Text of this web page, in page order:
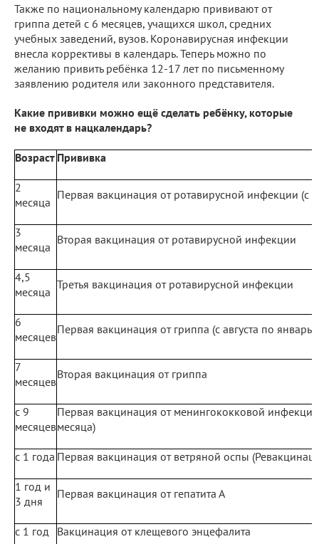
Также по национальному календарю прививают от
гриппа детей с 6 месяцев, учащихся школ, средних
учебных заведений, вузов. Коронавирусная инфекции
внесла коррективы в календарь. Теперь можно по
желанию привить ребёнка 12-17 лет по письменному
заявлению родителя или законного представителя.
Какие прививки можно ещё сделать ребёнку, которые
не входят в нацкалендарь?
Возраст Прививка
2
месяца
Первая вакцинация от ротавирусной инфекции (с
3
месяца
Вторая вакцинация от ротавирусной инфекции
4,5
месяца
Третья вакцинация от ротавирусной инфекции
6
месяцев
Первая вакцинация от гриппа (с августа по январь)
7
месяцев
Вторая вакцинация от гриппа
с 9
месяцев
Первая вакцинация от менингококковой
месяца)
с 1 года Первая вакцинация от ветряной оспы
1 год и
3 дня
Первая вакцинация от гепатита А
с 1 год Вакцинация от клещевого энцефалита